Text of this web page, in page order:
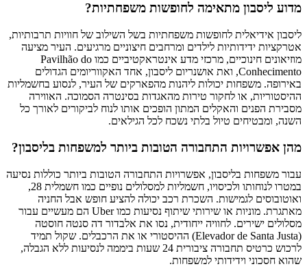
מדוע ליסבון מתאימה לחופשות משפחתיות?
ליסבון אידיאלית לחופשות משפחתיות בשל השילוב של חוויות תרבותיות,
אטרקציות ידידותיות לילדים ומרחבים חיצוניים מרגיעים. העיר מציעה
מוזיאונים חינוכיים, מרכזי מדע אינטראקטיביים כמו Pavilhão do
Conhecimento, ואת אושנריום ליסבון, אחד האקווריומים הגדולים
באירופה. משפחות יכולות ליהנות מהפארקים של העיר, לנסוע בחשמליות
ההיסטוריות, או לחקור טירות מהאגדות בסינטרה הסמוכה. האווירה
מסבירת הפנים והאקלים המתון הופכים אותו לנוח לביקורים לאורך כל
השנה, ומבטיחים טיול בלתי נשכח לכל הגילאים.
מהן אפשרויות התחבורה הטובות ביותר למשפחות בליסבון?
עבור משפחות בליסבון, אפשרויות התחבורה הטובות ביותר כוללות נסיעה
במטרו לנוחותו ולכיסויו, חשמליות למסלולים נופיים כמו חשמלית 28,
ואוטובוסים לגמישות. השכרת רכב יכולה להציע חופש אבל החניה
מאתגרת. מוניות או שירותי שיתוף נסיעות כמו Uber הם מעשיים עבור
מסלולים ישירים. לחוויה ייחודית, נסו את אלבדור דה סנטה חוסטה
(Elevador de Santa Justa) ההיסטורי או את הרכבלים. שקול תמיד
לרכוש כרטיס תחבורה ציבורית 24 שעות ביממה לנסיעות ללא הגבלה,
שהוא חסכוני וידידותי למשפחות.